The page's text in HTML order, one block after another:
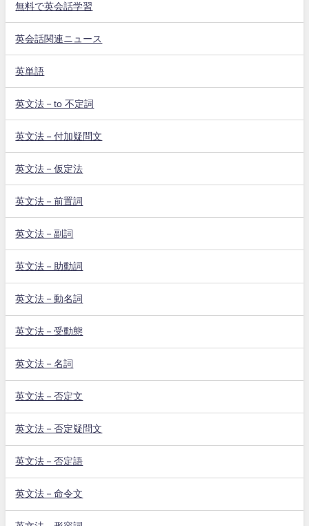
無料で英会話学習
英会話関連ニュース
英単語
英文法－to 不定詞
英文法－付加疑問文
英文法－仮定法
英文法－前置詞
英文法－副詞
英文法－助動詞
英文法－動名詞
英文法－受動態
英文法－名詞
英文法－否定文
英文法－否定疑問文
英文法－否定語
英文法－命令文